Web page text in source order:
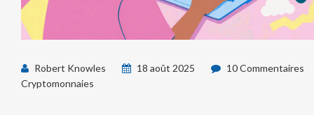
Robert Knowles 18 août 2025
10 Commentaires
Cryptomonnaies